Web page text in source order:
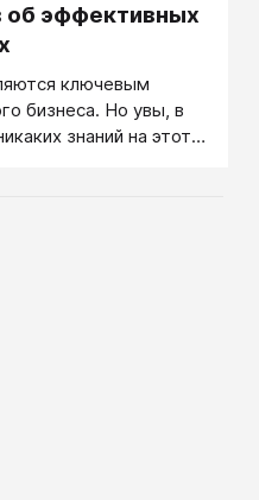
эффективных
ключевым
бизнеса. Но увы, в
знаний на этот